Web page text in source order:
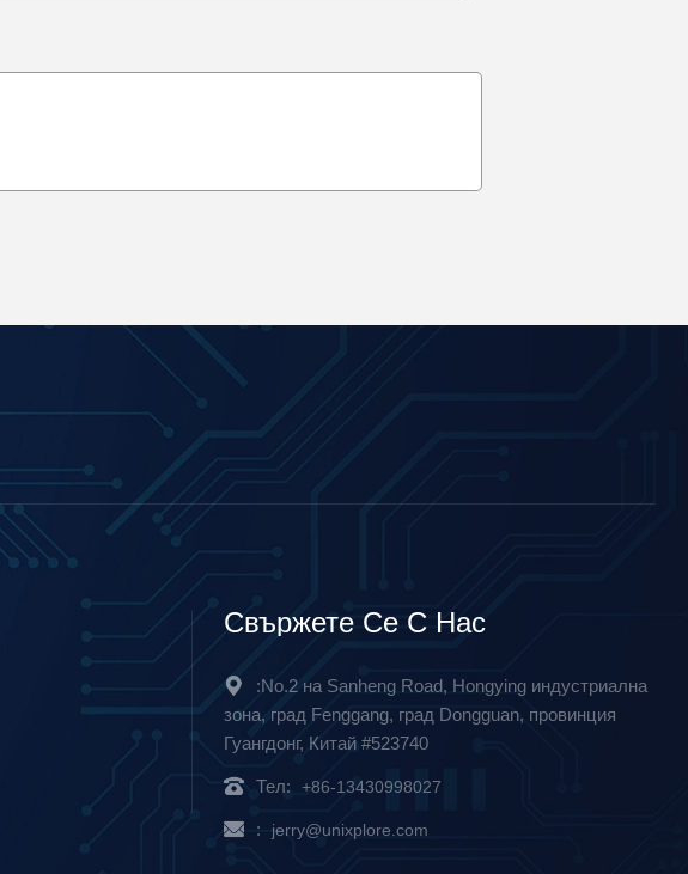
Свържете Се С Нас
:No.2 на Sanheng Road, Hongying индустриална
зона, град Fenggang, град Dongguan, провинция
Гуангдонг, Китай #523740
Тел: +86-13430998027
: jerry@unixplore.com